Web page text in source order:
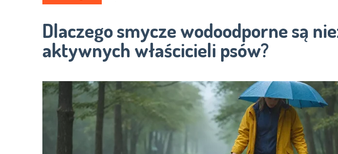
Dlaczego smycze wodoodporne są
aktywnych właścicieli psów?